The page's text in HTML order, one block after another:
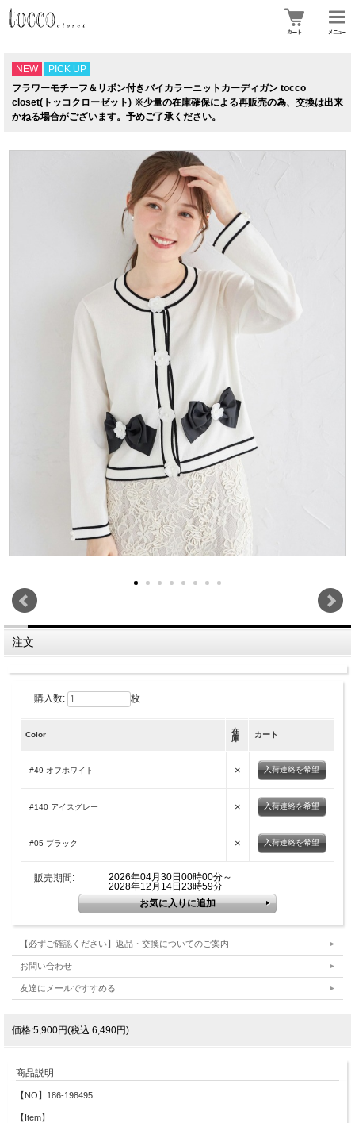
NEW
PICK UP
フラワーモチーフ＆リボン付きバイカラーニットカーディガン tocco
closet(トッコクローゼット) ※少量の在庫確保による再販売の為、交換は出来
かねる場合がございます。予めご了承ください。
注文
購入数: 枚
Color
在
庫
カート
#49 オフホワイト × 入荷連絡を希望
#140 アイスグレー × 入荷連絡を希望
#05 ブラック × 入荷連絡を希望
販売期間:
2026年04月30日00時00分～
2028年12月14日23時59分
【必ずご確認ください】返品・交換についてのご案内
お問い合わせ
友達にメールですすめる
価格:5,900円(税込 6,490円)
商品説明
【NO】186-198495
【Item】